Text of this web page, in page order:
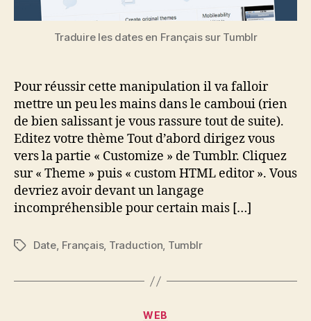
Traduire les dates en Français sur Tumblr
Pour réussir cette manipulation il va falloir
mettre un peu les mains dans le camboui (rien
de bien salissant je vous rassure tout de suite).
Editez votre thème Tout d’abord dirigez vous
vers la partie « Customize » de Tumblr. Cliquez
sur « Theme » puis « custom HTML editor ». Vous
devriez avoir devant un langage
incompréhensible pour certain mais […]
Étiquettes
Date, Français, Traduction, Tumblr
Catégories
WEB